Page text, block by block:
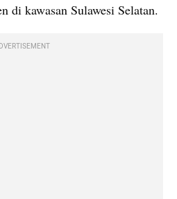
di kawasan Sulawesi Selatan.